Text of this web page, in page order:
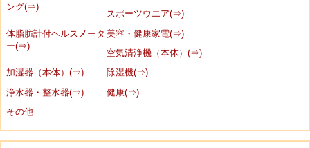
ング(⇒)
スポーツウエア(⇒)
体脂肪計付ヘルスメータ
ー(⇒)
美容・健康家電(⇒)
空気清浄機（本体）(⇒)
加湿器（本体）(⇒)
除湿機(⇒)
浄水器・整水器(⇒)
健康(⇒)
その他